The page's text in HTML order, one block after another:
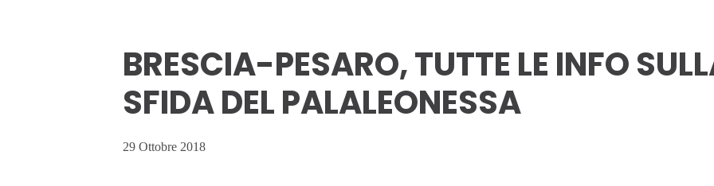
BRESCIA-PESARO, TUTTE LE INFO
SFIDA DEL PALALEONESSA
29 Ottobre 2018